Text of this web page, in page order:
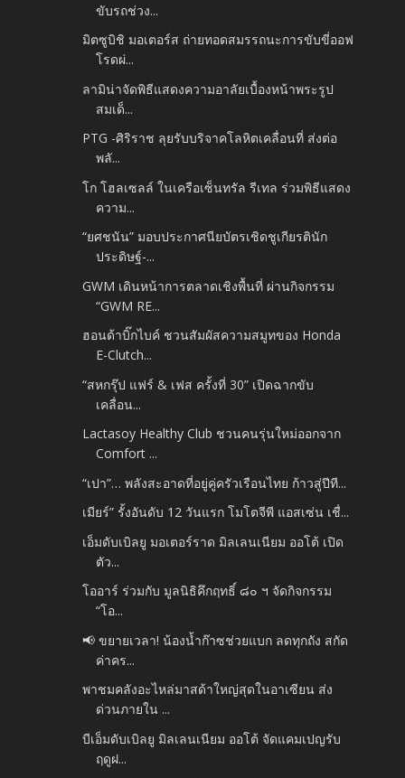
ขับรถช่วง...
มิตซูบิชิ มอเตอร์ส ถ่ายทอดสมรรถนะการขับขี่ออฟ
โรดผ่...
ลามิน่าจัดพิธีแสดงความอาลัยเบื้องหน้าพระรูป
สมเด็...
PTG -ศิริราช ลุยรับบริจาคโลหิตเคลื่อนที่ ส่งต่อ
พลั...
โก โฮลเซลล์ ในเครือเซ็นทรัล รีเทล ร่วมพิธีแสดง
ความ...
“ยศชนัน” มอบประกาศนียบัตรเชิดชูเกียรตินัก
ประดิษฐ์-...
GWM เดินหน้าการตลาดเชิงพื้นที่ ผ่านกิจกรรม
“GWM RE...
ฮอนด้าบิ๊กไบค์ ชวนสัมผัสความสมูทของ Honda
E-Clutch...
“สหกรุ๊ป แฟร์ & เฟส ครั้งที่ 30” เปิดฉากขับ
เคลื่อน...
Lactasoy Healthy Club ชวนคนรุ่นใหม่ออกจาก
Comfort ...
“เปา”… พลังสะอาดที่อยู่คู่ครัวเรือนไทย ก้าวสู่ปีที...
เมียร์” รั้งอันดับ 12 วันแรก โมโตจีพี แอสเซ่น เชื่...
เอ็มดับเบิลยู มอเตอร์ราด มิลเลนเนียม ออโต้ เปิด
ตัว...
โออาร์ ร่วมกับ มูลนิธิคึกฤทธิ์ ๘๐ ฯ จัดกิจกรรม
“โอ...
📢 ขยายเวลา! น้องน้ำก๊าซช่วยแบก ลดทุกถัง สกัด
ค่าคร...
พาชมคลังอะไหล่มาสด้าใหญ่สุดในอาเซียน ส่ง
ด่วนภายใน ...
บีเอ็มดับเบิลยู มิลเลนเนียม ออโต้ จัดแคมเปญรับ
ฤดูฝ...